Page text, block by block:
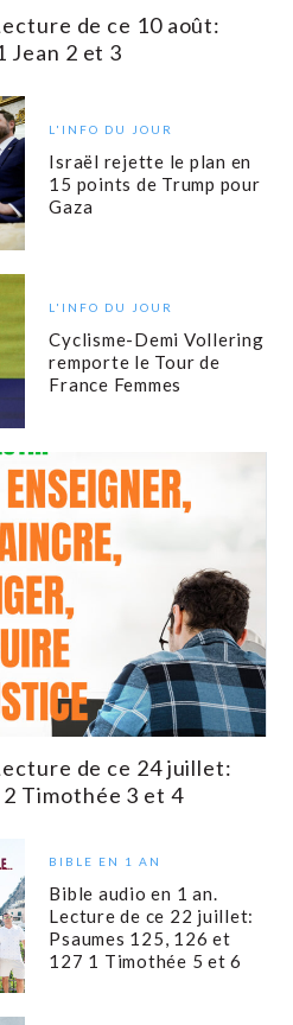
de ce 10 août:
Jean 2 et 3
L'INFO DU JOUR
Israël rejette le plan en
15 points de Trump pour
Gaza
L'INFO DU JOUR
Cyclisme-Demi Vollering
remporte le Tour de
France Femmes
de ce 24 juillet:
2 Timothée 3 et 4
BIBLE EN 1 AN
Bible audio en 1 an.
Lecture de ce 22 juillet:
Psaumes 125, 126 et
127 1 Timothée 5 et 6